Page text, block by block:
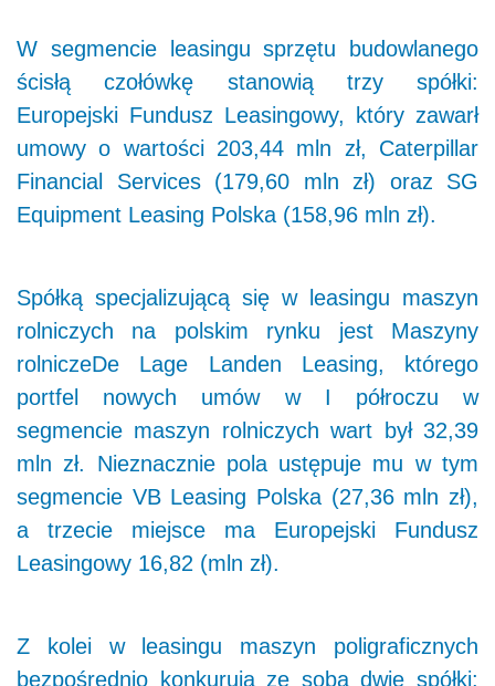
W segmencie leasingu sprzętu budowlanego
ścisłą czołówkę stanowią trzy spółki:
Europejski Fundusz Leasingowy, który zawarł
umowy o wartości 203,44 mln zł, Caterpillar
Financial Services (179,60 mln zł) oraz SG
Equipment Leasing Polska (158,96 mln zł).
Spółką specjalizującą się w leasingu maszyn
rolniczych na polskim rynku jest Maszyny
rolniczeDe Lage Landen Leasing, którego
portfel nowych umów w I półroczu w
segmencie maszyn rolniczych wart był 32,39
mln zł. Nieznacznie pola ustępuje mu w tym
segmencie VB Leasing Polska (27,36 mln zł),
a trzecie miejsce ma Europejski Fundusz
Leasingowy 16,82 (mln zł).
Z kolei w leasingu maszyn poligraficznych
bezpośrednio konkurują ze sobą dwie spółki: